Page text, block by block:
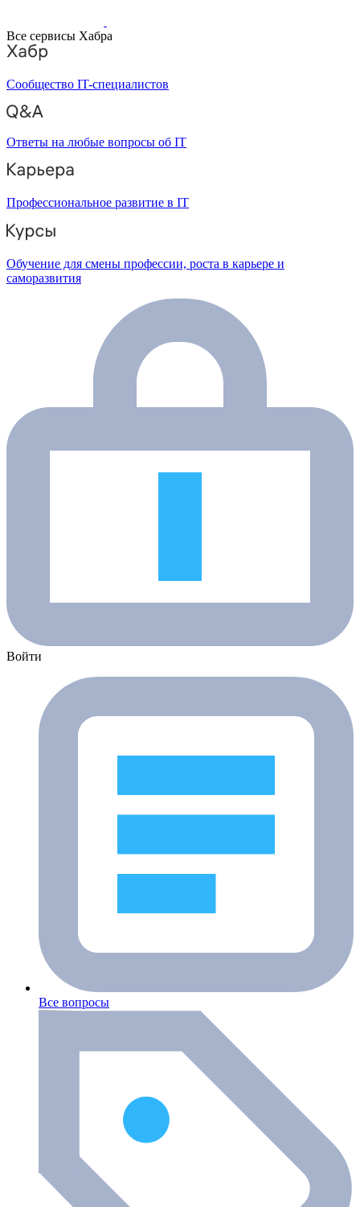
Все сервисы Хабра
Сообщество IT-специалистов
Ответы на любые вопросы об IT
Профессиональное развитие в IT
Обучение для смены профессии, роста в карьере и
саморазвития
Войти
Все вопросы